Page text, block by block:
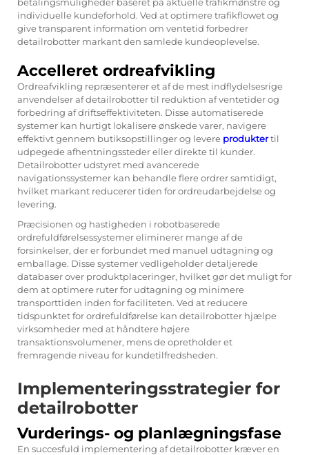
individuelle kundeforhold. Ved at optimere trafikflowet og
give transparent information om ventetid forbedrer
detailrobotter markant den samlede kundeoplevelse.
Accelleret ordreafvikling
Ordreafvikling repræsenterer et af de mest indflydelsesrige
anvendelser af detailrobotter til reduktion af ventetider og
forbedring af driftseffektiviteten. Disse automatiserede
systemer kan hurtigt lokalisere ønskede varer, navigere
effektivt gennem butiksopstillinger og levere produktertil
udpegede afhentningssteder eller direkte til kunder.
Detailrobotter udstyret med avancerede
navigationssystemer kan behandle flere ordrer samtidigt,
hvilket markant reducerer tiden for ordreudarbejdelse og
levering.
Præcisionen og hastigheden i robotbaserede
ordrefuldførelsessystemer eliminerer mange af de
forsinkelser, der er forbundet med manuel udtagning og
emballage. Disse systemer vedligeholder detaljerede
databaser over produktplaceringer, hvilket gør det muligt for
dem at optimere ruter for udtagning og minimere
transporttiden inden for faciliteten. Ved at reducere
tidspunktet for ordrefuldførelse kan detailrobotter hjælpe
virksomheder med at håndtere højere
transaktionsvolumener, mens de opretholder et
fremragende niveau for kundetilfredsheden.
Implementeringsstrategier for
detailrobotter
Vurderings- og planlægningsfase
En succesfuld implementering af detailrobotter kræver en